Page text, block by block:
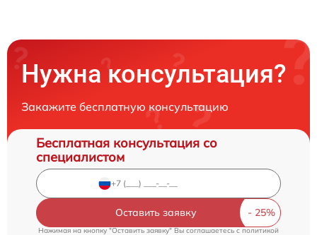
Нужна консультация?
Закажите бесплатную консультацию
Бесплатная консультация со
специалистом
Оставить заявку
Нажимая на кнопку "Оставить заявку" Вы соглашаетесь cполитикой